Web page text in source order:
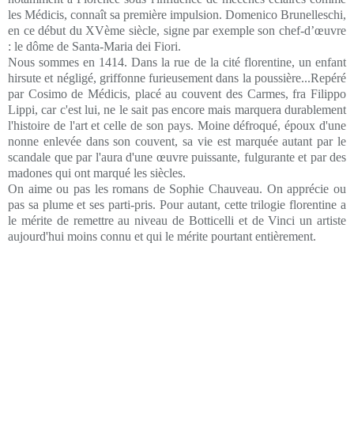
les Médicis, connaît sa première impulsion. Domenico Brunelleschi,
en ce début du XVème siècle, signe par exemple son chef-d’œuvre
: le dôme de Santa-Maria dei Fiori.
Nous sommes en 1414. Dans la rue de la cité florentine, un enfant
hirsute et négligé, griffonne furieusement dans la poussière...Repéré
par Cosimo de Médicis, placé au couvent des Carmes, fra Filippo
Lippi, car c'est lui, ne le sait pas encore mais marquera durablement
l'histoire de l'art et celle de son pays. Moine défroqué, époux d'une
nonne enlevée dans son couvent, sa vie est marquée autant par le
scandale que par l'aura d'une œuvre puissante, fulgurante et par des
madones qui ont marqué les siècles.
On aime ou pas les romans de Sophie Chauveau. On apprécie ou
pas sa plume et ses parti-pris. Pour autant, cette trilogie florentine a
le mérite de remettre au niveau de Botticelli et de Vinci un artiste
aujourd'hui moins connu et qui le mérite pourtant entièrement.